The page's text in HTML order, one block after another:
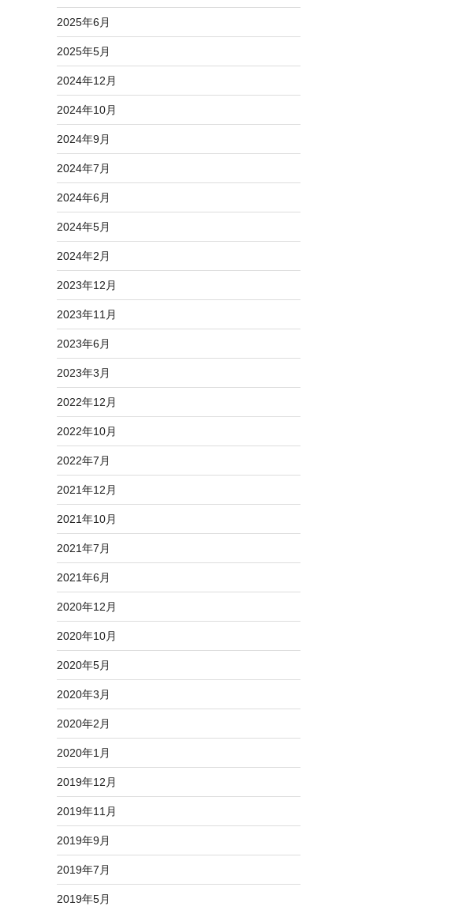
2025年6月
2025年5月
2024年12月
2024年10月
2024年9月
2024年7月
2024年6月
2024年5月
2024年2月
2023年12月
2023年11月
2023年6月
2023年3月
2022年12月
2022年10月
2022年7月
2021年12月
2021年10月
2021年7月
2021年6月
2020年12月
2020年10月
2020年5月
2020年3月
2020年2月
2020年1月
2019年12月
2019年11月
2019年9月
2019年7月
2019年5月